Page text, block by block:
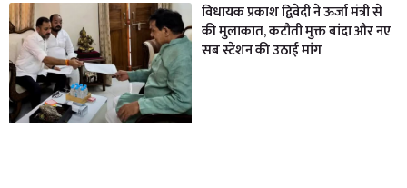
विधायक प्रकाश द्विवेदी ने ऊर्जा मंत्री से
की मुलाकात, कटौती मुक्त बांदा और नए
सब स्टेशन की उठाई मांग